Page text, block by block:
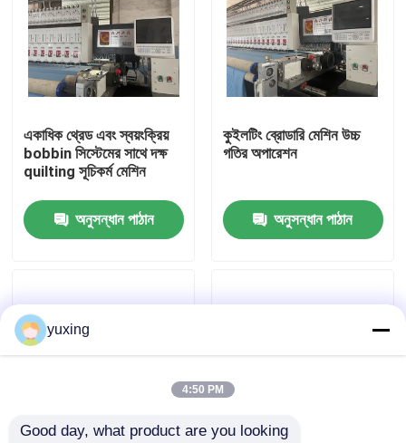
ভিডিও
ভিআর শো
আমাদের সম্পর্কে
কারখানা পরিদর্শন
আমাদের সাথে যোগাযোগ করুন
মামলা
একাধিক থ্রেড এবং স্বয়ংক্রিয়
bobbin সিস্টেমের সাথে দক্ষ
quilting সূচিকর্ম মেশিন
অনুসন্ধান পাঠান
কুইলটিং ব্রোডারি মেশিন উচ্চ
গতির অপারেশন
অনুসন্ধান পাঠান
yuxing
4:50 PM
Good day, what product are you looking